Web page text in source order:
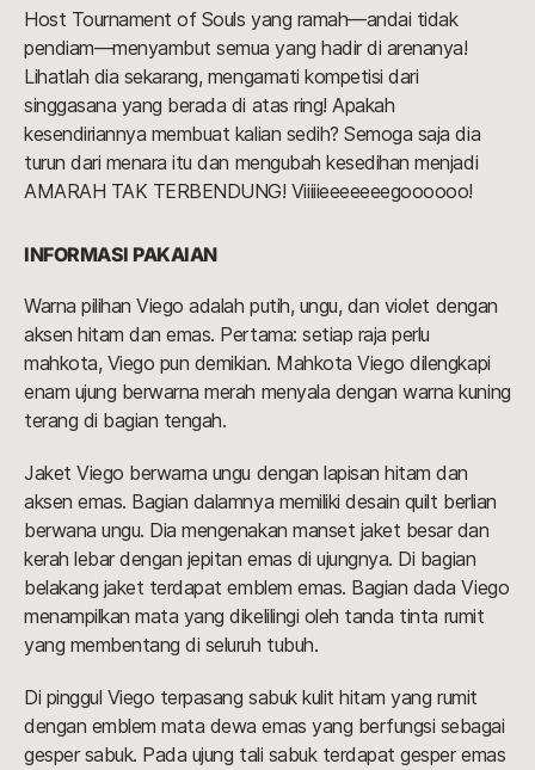
Host Tournament of Souls yang ramah—andai tidak
pendiam—menyambut semua yang hadir di arenanya!
Lihatlah dia sekarang, mengamati kompetisi dari
singgasana yang berada di atas ring! Apakah
kesendiriannya membuat kalian sedih? Semoga saja dia
turun dari menara itu dan mengubah kesedihan menjadi
AMARAH TAK TERBENDUNG! Viiiiieeeeeeegoooooo!
INFORMASI PAKAIAN
Warna pilihan Viego adalah putih, ungu, dan violet dengan
aksen hitam dan emas. Pertama: setiap raja perlu
mahkota, Viego pun demikian. Mahkota Viego dilengkapi
enam ujung berwarna merah menyala dengan warna kuning
terang di bagian tengah.
Jaket Viego berwarna ungu dengan lapisan hitam dan
aksen emas. Bagian dalamnya memiliki desain quilt berlian
berwana ungu. Dia mengenakan manset jaket besar dan
kerah lebar dengan jepitan emas di ujungnya. Di bagian
belakang jaket terdapat emblem emas. Bagian dada Viego
menampilkan mata yang dikelilingi oleh tanda tinta rumit
yang membentang di seluruh tubuh.
Di pinggul Viego terpasang sabuk kulit hitam yang rumit
dengan emblem mata dewa emas yang berfungsi sebagai
gesper sabuk. Pada ujung tali sabuk terdapat gesper emas